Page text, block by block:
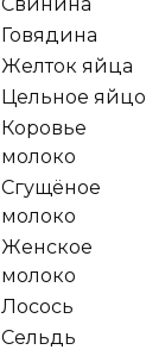
Свинина
Говядина
Желток яйца
Цельное яйцо
Коровье
молоко
Сгущёное
молоко
Женское
молоко
Лосось
Сельдь